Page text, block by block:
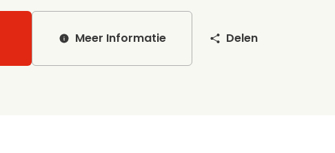
Meer Informatie Delen